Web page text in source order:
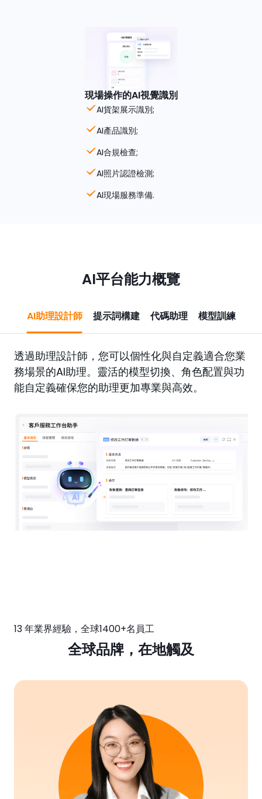
現場操作的AI視覺識別
AI貨架展示識別;
AI產品識別;
AI合規檢查;
AI照片認證檢測;
AI現場服務準備.
AI平台能力概覽
AI助理設計師 提示詞構建 代碼助理 模型訓練
透過助理設計師，您可以個性化與自定義適合您業
務場景的AI助理。靈活的模型切換、角色配置與功
能自定義確保您的助理更加專業與高效。
13 年業界經驗，全球1400+名員工
全球品牌，在地觸及